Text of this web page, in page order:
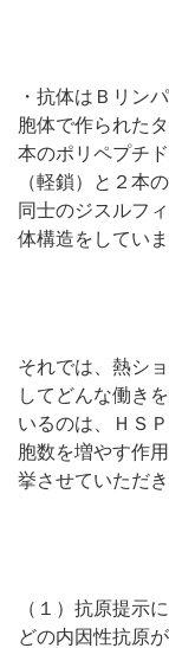
・抗体はＢリン
胞体で作られた
本のポリペプチ
（軽鎖）と２本
同士のジスルフ
体構造をしていま
それでは、熱シ
してどんな働き
いるのは、ＨＳ
胞数を増やす作
挙させていただき
（１）抗原提示
どの内因性抗原